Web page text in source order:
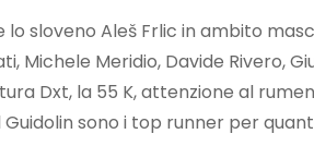
lo sloveno Aleš Frlic in ambito
Michele Meridio, Davide Rivero,
Dxt, la 55 K, attenzione al
sono i top runner per